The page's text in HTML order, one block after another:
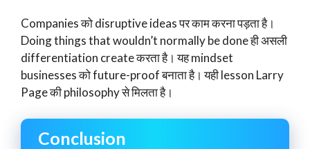
Companies को disruptive ideas पर काम करना पड़ता है।
Doing things that wouldn’t normally be done ही असली
differentiation create करता है। यह mindset
businesses को future-proof बनाता है। यही lesson Larry
Page की philosophy से मिलता है।
Conclusion